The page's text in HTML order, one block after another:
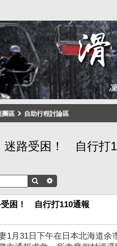
團區 自助行程討論區
迷路受困！ 自行打
搜尋
受困！ 自行打110通報
1月31日下午在日本北海道